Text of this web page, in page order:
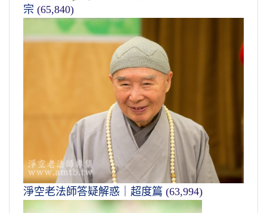
宗 (65,840)
淨空老法師答疑解惑｜超度篇 (63,994)